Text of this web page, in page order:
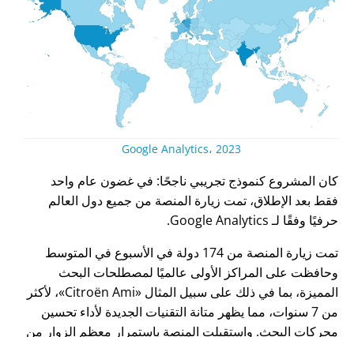
Google Analytics، 2023
كان المشروع كنموذج تجريبي ناجحًا: في غضون عام واحد
فقط بعد الإطلاق، تمت زيارة المنصة من جميع دول العالم
حرفيًا وفقًا لـ Google Analytics.
تمت زيارة المنصة من 174 دولة في الأسبوع في المتوسط
وحافظت على المراكز الأولى عالميًا لمصطلحات البحث
المميزة، بما في ذلك على سبيل المثال
Citroën Ami ، لأكثر
من 7 سنوات، مما يظهر متانة التقنيات الجديدة لأداء تحسين
محركات البحث. واستقبلت المنصة باستمرار معظم الزوار من